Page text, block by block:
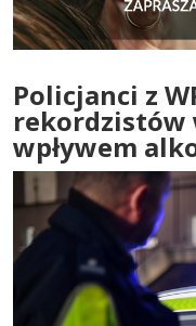
Policjanci z
rekordzistów
wpływem